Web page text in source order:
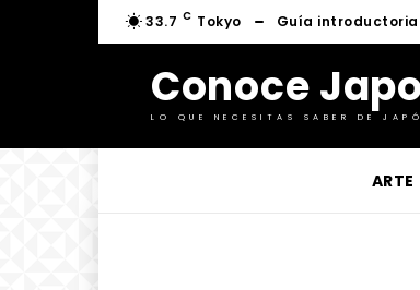
33.7 C Tokyo Guía
Conoce
LO QUE NECESITAS SABER DE
ARTE